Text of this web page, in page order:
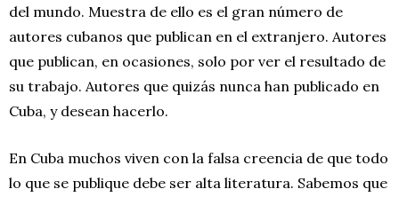
del mundo. Muestra de ello es el gran número de
autores cubanos que publican en el extranjero. Autores
que publican, en ocasiones, solo por ver el resultado de
su trabajo. Autores que quizás nunca han publicado en
Cuba, y desean hacerlo.
En Cuba muchos viven con la falsa creencia de que todo
lo que se publique debe ser alta literatura. Sabemos que